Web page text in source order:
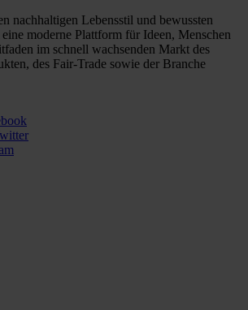
nachhaltigen Lebensstil und bewussten
moderne Plattform für Ideen, Menschen
im schnell wachsenden Markt des
des Fair-Trade sowie der Branche